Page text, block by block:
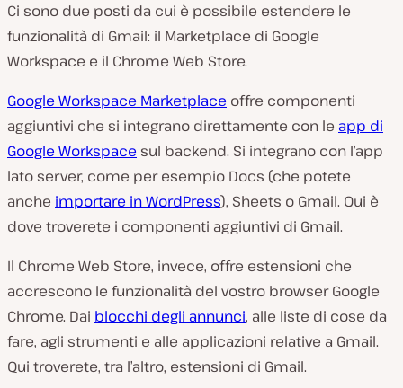
Ci sono due posti da cui è possibile estendere le
funzionalità di Gmail: il Marketplace di Google
Workspace e il Chrome Web Store.
Google Workspace Marketplace offre componenti
aggiuntivi che si integrano direttamente con le app di
Google Workspace sul backend. Si integrano con l’app
lato server, come per esempio Docs (che potete
anche importare in WordPress), Sheets o Gmail. Qui è
dove troverete i componenti aggiuntivi di Gmail.
Il Chrome Web Store, invece, offre estensioni che
accrescono le funzionalità del vostro browser Google
Chrome. Dai blocchi degli annunci, alle liste di cose da
fare, agli strumenti e alle applicazioni relative a Gmail.
Qui troverete, tra l’altro, estensioni di Gmail.